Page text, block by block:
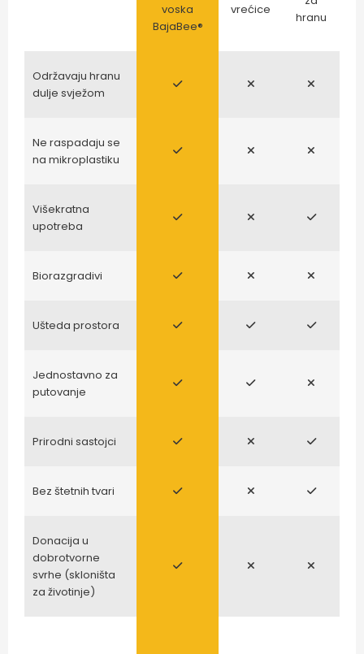
voska
BajaBee®
vrećice
hranu
Održavaju hranu
dulje svježom
Ne raspadaju se
na mikroplastiku
Višekratna
upotreba
Biorazgradivi
Ušteda prostora
Jednostavno za
putovanje
Prirodni sastojci
Bez štetnih tvari
Donacija u
dobrotvorne
svrhe (skloništa
za životinje)